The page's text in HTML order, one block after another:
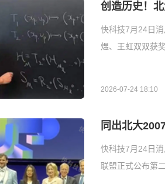
创造历史！
快科技7月24日
煜、王虹双双获
2026-07-24 18:10
同出北大
快科技7月24日
联盟正式公布第